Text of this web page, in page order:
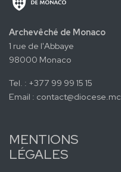
Archevêché de Monaco
1 rue de l'Abbaye
98000 Monaco
Tel. : +377 99 99 15 15
Email : contact@diocese.mc
MENTIONS
LÉGALES